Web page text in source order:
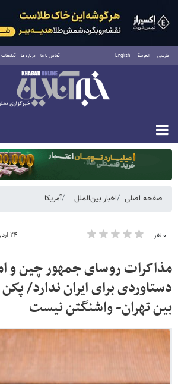
فارسی العربية English تماس با ما درباره ما تبلیغات
دوشنبه ۱۹ مرداد ۱۴۰۵
صفحه اصلی اخبار بین‌الملل آمریکا
۰ نفر ۲۴ اردیبهشت ۱۴۰۵ - ۰۷:۴۵
مذاکرات روسای جمهور چین و
دستاوردی برای ایران ندارد/
بین تهران- واشنگتن نیست